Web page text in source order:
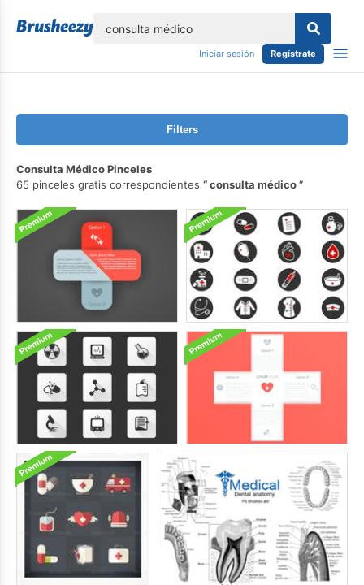
Iniciar sesión Regístrate
Filters
Consulta Médico Pinceles
65 pinceles gratis correspondientes
consulta médico